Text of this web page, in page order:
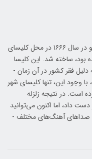
کلیسای جامع کاراکاس، معبد اصلی شهر است و در سال ۱۶۶۶ در محل کلیسای
شدید سال ۱۶۴۱ ویران شده بود، ساخته شد. این کلیسا
فقر کشور در آن زمان -
وجود این، تنها کلیسای شهر
است. در نتیجه زلزله
را از دست داد، اما اکنون می‌توانید
صداهای آهنگ‌های مختلف -